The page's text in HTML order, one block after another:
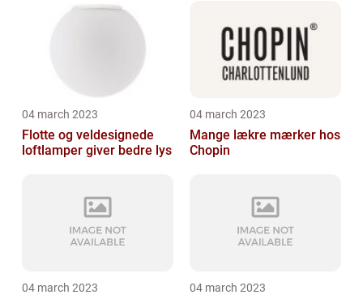
04 march 2023
Flotte og veldesignede
loftlamper giver bedre lys
04 march 2023
Mange lækre mærker hos
Chopin
04 march 2023 04 march 2023